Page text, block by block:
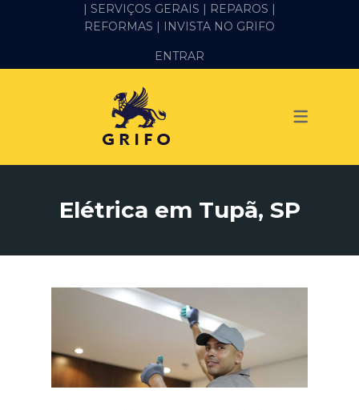
ALVENARIA E PEDREIRO
IMPERMEABILIZAÇÃO
REFORMA
| SERVIÇOS GERAIS | REPAROS |
REFORMAS | INVISTA NO GRIFO
ENTRAR
Elétrica em Tupã, SP